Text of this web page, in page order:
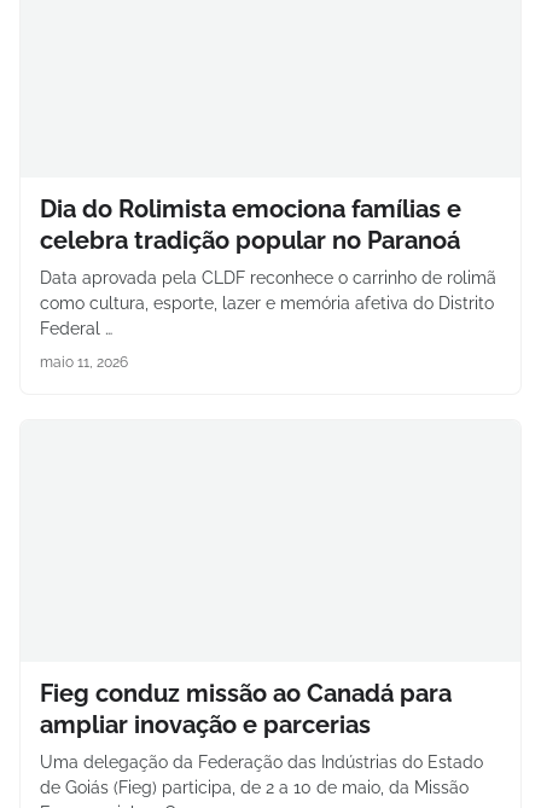
Dia do Rolimista emociona famílias e
celebra tradição popular no Paranoá
Data aprovada pela CLDF reconhece o carrinho de rolimã
como cultura, esporte, lazer e memória afetiva do Distrito
Federal …
maio 11, 2026
Fieg conduz missão ao Canadá para
ampliar inovação e parcerias
Uma delegação da Federação das Indústrias do Estado
de Goiás (Fieg) participa, de 2 a 10 de maio, da Missão